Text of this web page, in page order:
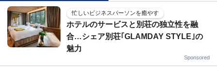
忙しいビジネスパーソンを癒やす
ホテルのサービスと別荘の独立性を融
合…シェア別荘｢GLAMDAY STYLE｣の
魅力
Sponsored